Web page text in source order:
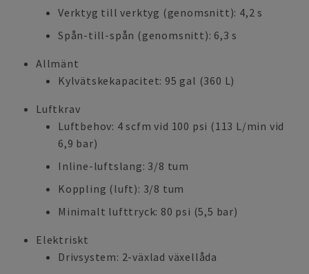
Verktyg till verktyg (genomsnitt): 4,2 s
Spån-till-spån (genomsnitt): 6,3 s
Allmänt
Kylvätskekapacitet: 95 gal (360 L)
Luftkrav
Luftbehov: 4 scfm vid 100 psi (113 L/min vid
6,9 bar)
Inline-luftslang: 3/8 tum
Koppling (luft): 3/8 tum
Minimalt lufttryck: 80 psi (5,5 bar)
Elektriskt
Drivsystem: 2-växlad växellåda